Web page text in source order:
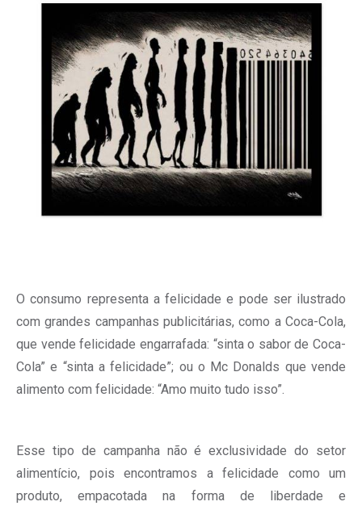
O consumo representa a felicidade e pode ser ilustrado
com grandes campanhas publicitárias, como a Coca-Cola,
que vende felicidade engarrafada: “sinta o sabor de Coca-
Cola” e “sinta a felicidade”; ou o Mc Donalds que vende
alimento com felicidade: “Amo muito tudo isso”.
Esse tipo de campanha não é exclusividade do setor
alimentício, pois encontramos a felicidade como um
produto, empacotada na forma de liberdade e